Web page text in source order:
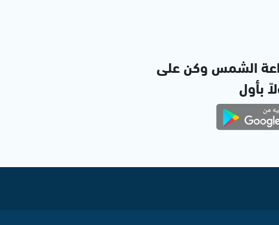
الشمس وكن على
بأول